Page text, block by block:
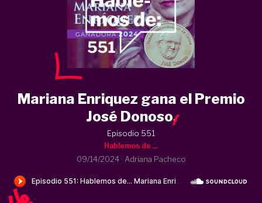
Mariana Enriquez gana el Premio
José Donoso.
Episodio 551
Hablemos de ...
09/14/2024· Adriana Pacheco